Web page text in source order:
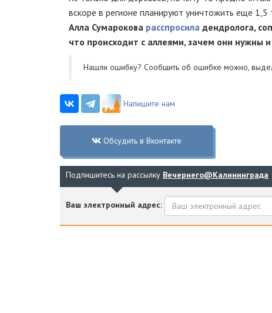
вскоре в регионе планируют уничтожить еще 1,5
Алла Сумарокова расспросила дендролога,
что происходит с аллеями, зачем они нужны
Нашли ошибку? Cообщить об ошибке можно,
Напишите нам
Обсудить в Вконтакте
Подпишитесь на рассылку Вечернего@Калининграда
Ваш электронный адрес: